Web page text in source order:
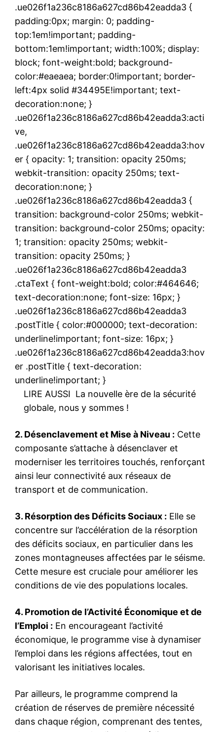
.ue026f1a236c8186a627cd86b42eadda3 {
padding:0px; margin: 0; padding-
top:1em!important; padding-
bottom:1em!important; width:100%; display:
block; font-weight:bold; background-
color:#eaeaea; border:0!important; border-
left:4px solid #34495E!important; text-
decoration:none; }
.ue026f1a236c8186a627cd86b42eadda3:acti
ve,
.ue026f1a236c8186a627cd86b42eadda3:hov
er { opacity: 1; transition: opacity 250ms;
webkit-transition: opacity 250ms; text-
decoration:none; }
.ue026f1a236c8186a627cd86b42eadda3 {
transition: background-color 250ms; webkit-
transition: background-color 250ms; opacity:
1; transition: opacity 250ms; webkit-
transition: opacity 250ms; }
.ue026f1a236c8186a627cd86b42eadda3
.ctaText { font-weight:bold; color:#464646;
text-decoration:none; font-size: 16px; }
.ue026f1a236c8186a627cd86b42eadda3
.postTitle { color:#000000; text-decoration:
underline!important; font-size: 16px; }
.ue026f1a236c8186a627cd86b42eadda3:hov
er .postTitle { text-decoration:
underline!important; }
LIRE AUSSI La nouvelle ère de la sécurité
globale, nous y sommes !
2. Désenclavement et Mise à Niveau : Cette
composante s’attache à désenclaver et
moderniser les territoires touchés, renforçant
ainsi leur connectivité aux réseaux de
transport et de communication.
3. Résorption des Déficits Sociaux : Elle se
concentre sur l’accélération de la résorption
des déficits sociaux, en particulier dans les
zones montagneuses affectées par le séisme.
Cette mesure est cruciale pour améliorer les
conditions de vie des populations locales.
4. Promotion de l’Activité Économique et de
l’Emploi : En encourageant l’activité
économique, le programme vise à dynamiser
l’emploi dans les régions affectées, tout en
valorisant les initiatives locales.
Par ailleurs, le programme comprend la
création de réserves de première nécessité
dans chaque région, comprenant des tentes,